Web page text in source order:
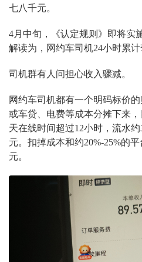
七八千元。
4月中旬，《认定规则》即将实
解读为，网约车司机24小时累计
司机群有人问担心收入骤减。
网约车司机都有一个明码标价
或车贷、电费等成本分摊下来
天在线时间超过12小时，流水
元。扣掉成本和约20%-25%的
元。